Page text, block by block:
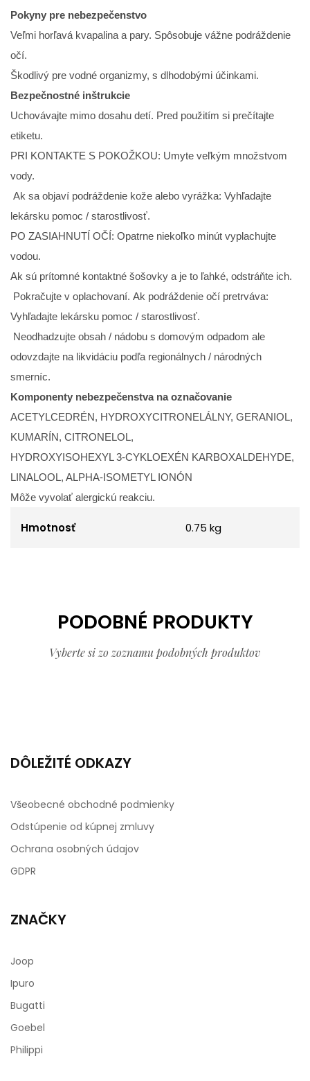
Pokyny pre nebezpečenstvo
Veľmi horľavá kvapalina a pary. Spôsobuje vážne podráždenie
očí.
Škodlivý pre vodné organizmy, s dlhodobými účinkami.
Bezpečnostné inštrukcie
Uchovávajte mimo dosahu detí. Pred použitím si prečítajte
etiketu.
PRI KONTAKTE S POKOŽKOU: Umyte veľkým množstvom
vody.
Ak sa objaví podráždenie kože alebo vyrážka: Vyhľadajte
lekársku pomoc / starostlivosť.
PO ZASIAHNUTÍ OČÍ: Opatrne niekoľko minút vyplachujte
vodou.
Ak sú prítomné kontaktné šošovky a je to ľahké, odstráňte ich.
Pokračujte v oplachovaní. Ak podráždenie očí pretrváva:
Vyhľadajte lekársku pomoc / starostlivosť.
Neodhadzujte obsah / nádobu s domovým odpadom ale
odovzdajte na likvidáciu podľa regionálnych / národných
smerníc.
Komponenty nebezpečenstva na označovanie
ACETYLCEDRÉN, HYDROXYCITRONELÁLNY, GERANIOL,
KUMARÍN, CITRONELOL,
HYDROXYISOHEXYL 3-CYKLOEXÉN KARBOXALDEHYDE,
LINALOOL, ALPHA-ISOMETYL IONÓN
Môže vyvolať alergickú reakciu.
Hmotnosť 0.75 kg
PODOBNÉ PRODUKTY
Vyberte si zo zoznamu podobných produktov
DÔLEŽITÉ ODKAZY
Všeobecné obchodné podmienky
Odstúpenie od kúpnej zmluvy
Ochrana osobných údajov
GDPR
ZNAČKY
Joop
Ipuro
Bugatti
Goebel
Philippi